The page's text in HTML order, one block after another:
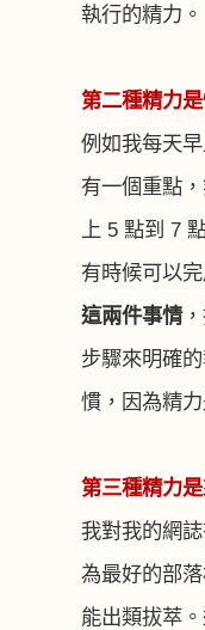
執行的精力。
第二種精力
例如我每天
有一個重點
上 5 點到 7
有時候可以
這兩件事情
步驟來明確
慣，因為精
第三種精力
我對我的網
為最好的部
能出類拔萃